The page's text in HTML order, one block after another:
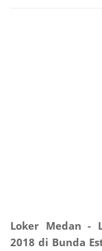
Loker Medan -
2018 di Bunda